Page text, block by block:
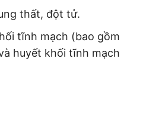
thất, đột tử.
tĩnh mạch (bao gồm
huyết khối tĩnh mạch